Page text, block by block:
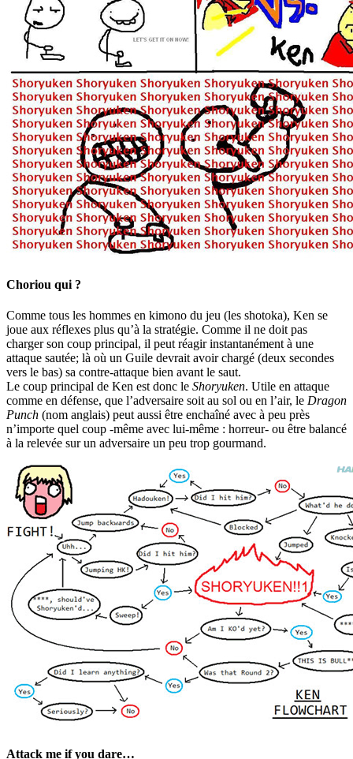
Choriou qui ?
Comme tous les hommes en kimono du jeu (les shotoka), Ken se
joue aux réflexes plus qu’à la stratégie. Comme il ne doit pas
charger son coup principal, il peut réagir instantanément à une
attaque sautée; là où un Guile devrait avoir chargé (deux secondes
vers le bas) sa contre-attaque bien avant le saut.
Le coup principal de Ken est donc le Shoryuken. Utile en attaque
comme en défense, que l’adversaire soit au sol ou en l’air, le Dragon
Punch (nom anglais) peut aussi être enchaîné avec à peu près
n’importe quel coup -même avec lui-même : horreur- ou être balancé
à la relevée sur un adversaire un peu trop gourmand.
Attack me if you dare…